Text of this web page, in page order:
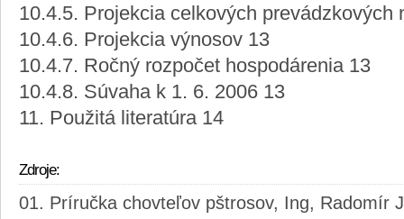
10.4.5. Projekcia celkových prevádzkových
10.4.6. Projekcia výnosov 13
10.4.7. Ročný rozpočet hospodárenia 13
10.4.8. Súvaha k 1. 6. 2006 13
11. Použitá literatúra 14
Zdroje:
Príručka chovteľov pštrosov, Ing, Radomír